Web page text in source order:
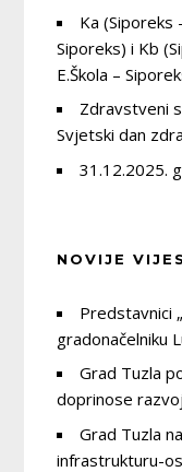
Ka (Siporeks
Siporeks) i Kb
E.Škola –
Zdravstveni
Svjetski dan
31.12.2025.
NOVIJE
Predstavnici
gradonačelniku
Grad Tuzla
doprinose
Grad Tuzla
infrastrukturu-